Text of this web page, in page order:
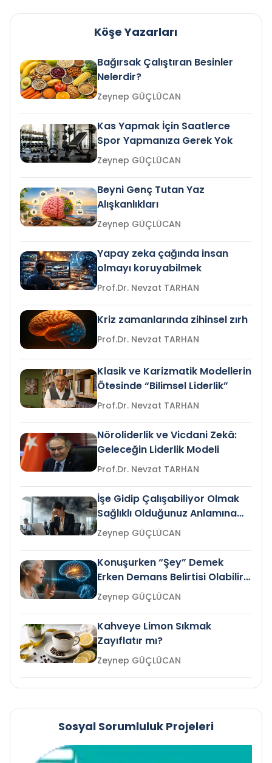
Köşe Yazarları
Bağırsak Çalıştıran Besinler
Nelerdir?
Zeynep GÜÇLÜCAN
Kas Yapmak İçin Saatlerce
Spor Yapmanıza Gerek Yok
Zeynep GÜÇLÜCAN
Beyni Genç Tutan Yaz
Alışkanlıkları
Zeynep GÜÇLÜCAN
Yapay zeka çağında insan
olmayı koruyabilmek
Prof.Dr. Nevzat TARHAN
Kriz zamanlarında zihinsel zırh
Prof.Dr. Nevzat TARHAN
Klasik ve Karizmatik Modellerin
Ötesinde “Bilimsel Liderlik”
Prof.Dr. Nevzat TARHAN
Nöroliderlik ve Vicdani Zekâ:
Geleceğin Liderlik Modeli
Prof.Dr. Nevzat TARHAN
İşe Gidip Çalışabiliyor Olmak
Sağlıklı Olduğunuz Anlamına
Gelir mi?Zeynep GÜÇLÜCAN
Konuşurken “Şey” Demek
Erken Demans Belirtisi Olabilir
mi?
Zeynep GÜÇLÜCAN
Kahveye Limon Sıkmak
Zayıflatır mı?
Zeynep GÜÇLÜCAN
Sosyal Sorumluluk Projeleri